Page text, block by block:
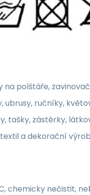
polštáře,
ubrusy, ručníky,
tašky, zástěrky,
a dekorační
chemicky nečistit,